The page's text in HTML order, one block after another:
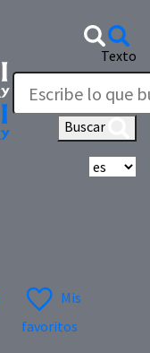
Texto
Buscar
Mis
favoritos